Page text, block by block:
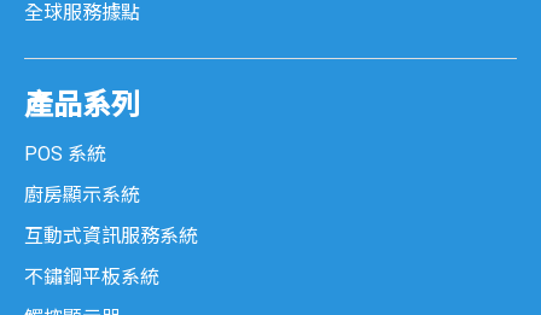
全球服務據點
產品系列
POS 系統
廚房顯示系統
互動式資訊服務系統
不鏽鋼平板系統